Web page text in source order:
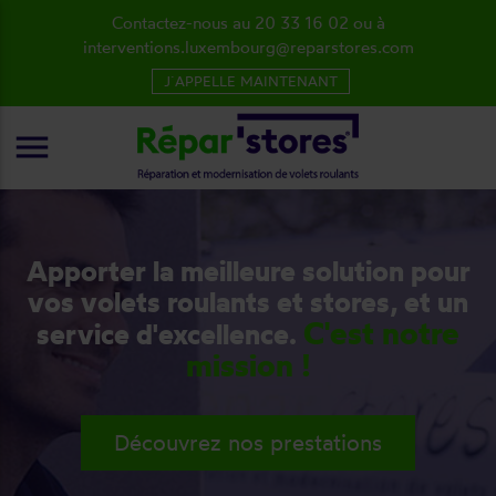
Apporter la meilleure solution pour
vos volets roulants et stores, et un
service d'excellence. C'est notre
mission !
Découvrez nos prestations
Contactez-nous au 20 33 16 02 ou à
interventions.luxembourg@reparstores.com
J´APPELLE MAINTENANT
menu